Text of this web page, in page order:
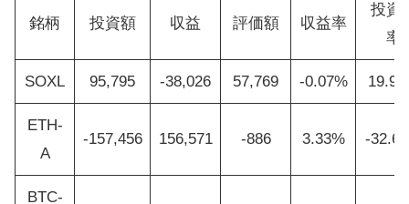
銘柄 投資額 収益 評価額 収益率
投資
率
SOXL 95,795 -38,026 57,769 -0.07%
ETH-
A
-157,456 156,571 -886 3.33% -
BTC-